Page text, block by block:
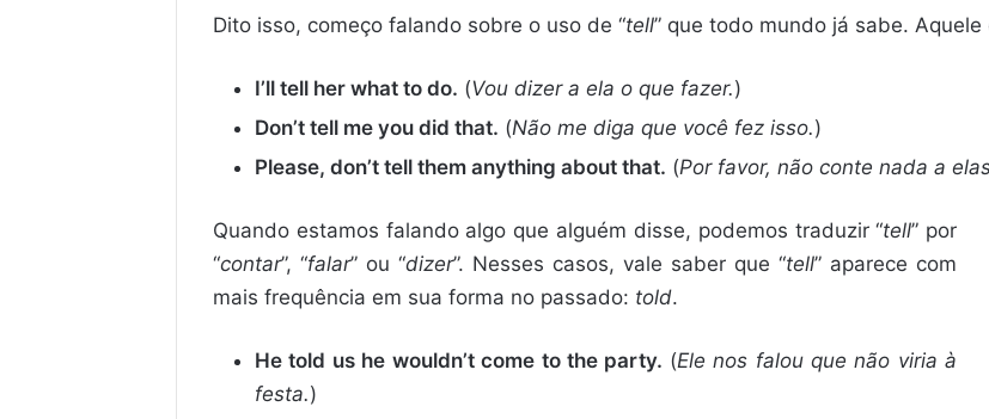
Dito isso, começo falando sobre o uso de “tell” que todo mundo já sabe. Aquele
I’ll tell her what to do. (Vou dizer a ela o que fazer.)
Don’t tell me you did that. (Não me diga que você fez isso.)
Please, don’t tell them anything about that. (Por favor, não conte nada a
Quando estamos falando algo que alguém disse, podemos traduzir “tell” por
“contar”, “falar” ou “dizer”. Nesses casos, vale saber que “tell” aparece com
mais frequência em sua forma no passado: told.
He told us he wouldn’t come to the party. (Ele nos falou que não viria à
festa.)